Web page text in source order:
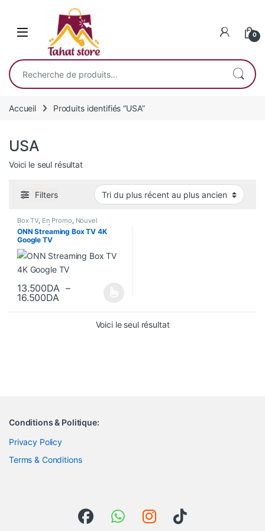
0
Recherche pour :
Accueil Produits identifiés “USA”
USA
Voici le seul résultat
Filters
Box TV, En Promo, Nouvel
Arrivage Smart Home
ONN Streaming Box TV 4K
Google TV
13.500DA –
16.500DAPlage de prix : 13.500DA à 16.500DA
Ce produit a plusieurs variations. Les options peuvent être
Voici le seul résultat
Conditions & Politique:
Privacy Policy
Terms & Conditions